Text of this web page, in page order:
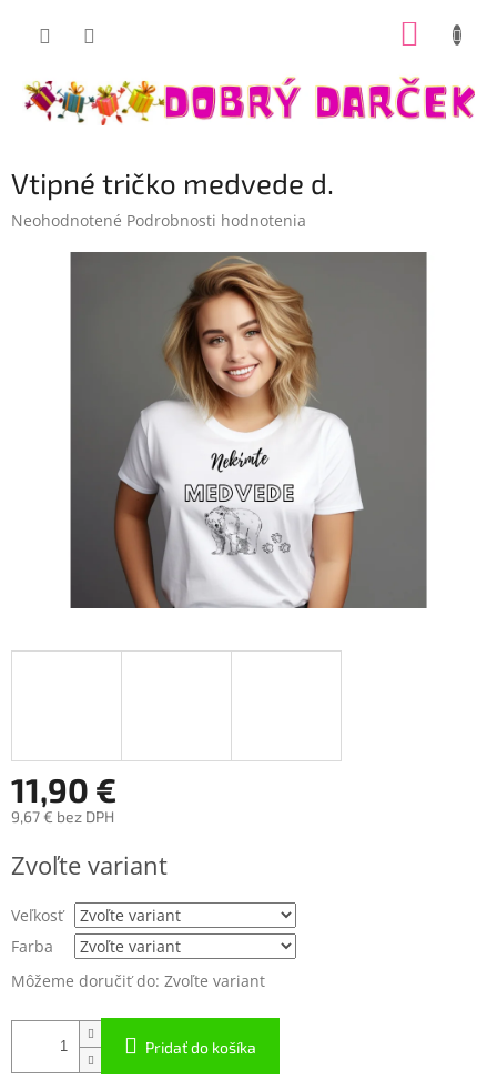
Vtipné tričko medvede d.
Priemerné
Neohodnotené Podrobnosti hodnotenia
11,90 €
9,67 € bez DPH
cena:
Zvoľte variant
Veľkosť
Farba
Môžeme doručiť do: Zvoľte variant
Pridať do košíka
Dobrý darček